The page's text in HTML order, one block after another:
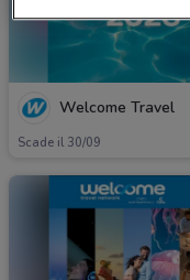
Welcome Travel
Scade il 30/09